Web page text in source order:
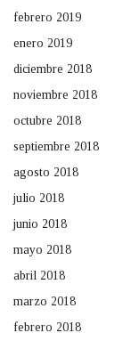
febrero 2019
enero 2019
diciembre 2018
noviembre 2018
octubre 2018
septiembre 2018
agosto 2018
julio 2018
junio 2018
mayo 2018
abril 2018
marzo 2018
febrero 2018